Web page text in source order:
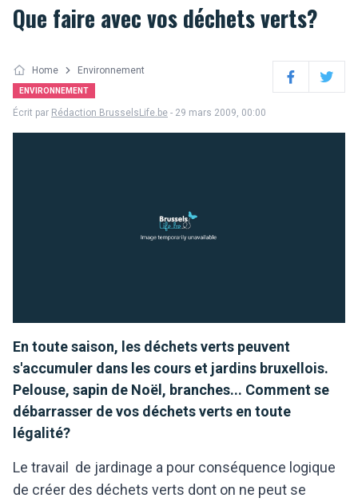
Que faire avec vos déchets verts?
Home Environnement
ENVIRONNEMENT FacebookTwitter
Écrit par Rédaction BrusselsLife.be - 29 mars 2009, 00:00
En toute saison, les déchets verts peuvent
s'accumuler dans les cours et jardins bruxellois.
Pelouse, sapin de Noël, branches... Comment se
débarrasser de vos déchets verts en toute
légalité?
Le travail de jardinage a pour conséquence logique
de créer des déchets verts dont on ne peut se